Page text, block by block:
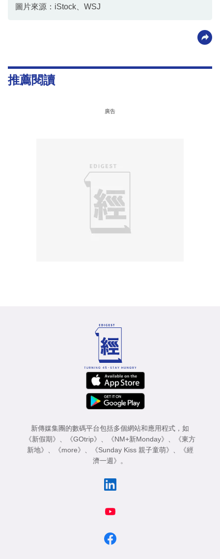
圖片來源：iStock、WSJ
推薦閱讀
廣告
新傳媒集團的數碼平台包括多個網站和應用程式，如
《新假期》
《GOtrip》 《NM+新Monday》
《東方
新地》
《more》 《Sunday Kiss 親子童萌》
《經
濟一週》
。